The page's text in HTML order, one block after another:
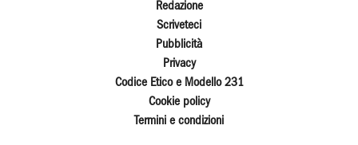
Redazione
Scriveteci
Pubblicità
Privacy
Codice Etico e Modello 231
Cookie policy
Termini e condizioni